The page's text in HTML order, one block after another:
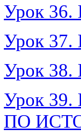
Урок
Урок
Урок
Урок
ПО